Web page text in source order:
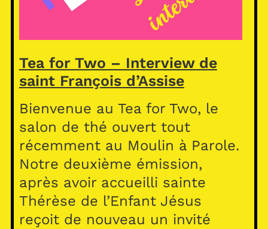
Tea for Two – Interview de
saint François d’Assise
Bienvenue au Tea for Two, le
salon de thé ouvert tout
récemment au Moulin à Parole.
Notre deuxième émission,
après avoir accueilli sainte
Thérèse de l’Enfant Jésus
reçoit de nouveau un invité